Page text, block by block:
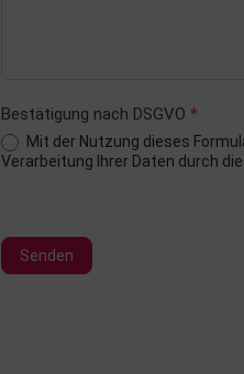
Bestätigung nach DSGVO *
Mit der Nutzung dieses
Verarbeitung Ihrer Daten durch
Senden